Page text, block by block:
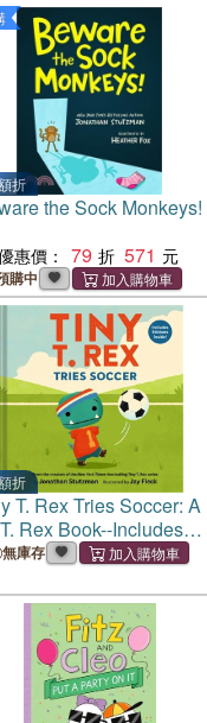
折
the Sock Monkeys!
惠價： 79 571
購中
折
T. Rex Tries Soccer: A
Rex Book--Includes
Inside!
無庫存